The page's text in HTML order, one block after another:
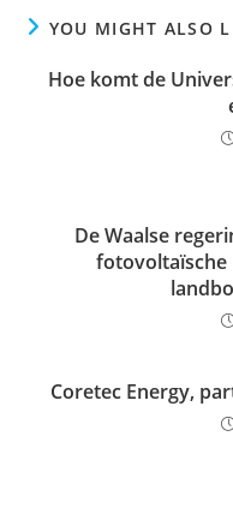
YOU MIGHT ALSO
Hoe komt de
De Waalse
fotovoltaïsche
Coretec Energy,